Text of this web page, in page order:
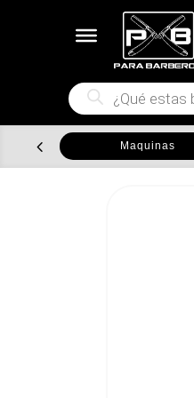
Búsqueda
de
productos
Maquinas